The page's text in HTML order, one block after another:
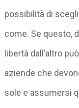
possibilità di
come. Se questo,
libertà dall’altro
aziende che
sole e assumersi